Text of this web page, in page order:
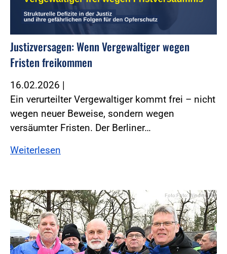
Justizversagen: Wenn Vergewaltiger wegen
Fristen freikommen
16.02.2026 |
Ein verurteilter Vergewaltiger kommt frei – nicht
wegen neuer Beweise, sondern wegen
versäumter Fristen. Der Berliner…
Weiterlesen
Foto:Foto: Windmüller